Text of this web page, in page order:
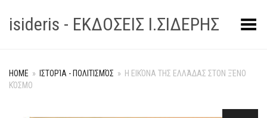
isideris - ΕΚΔΟΣΕΙΣ Ι.ΣΙΔΕΡΗΣToggle Menu
HOME » ΙΣΤΟΡΊΑ - ΠΟΛΙΤΙΣΜΌΣ » Η ΕΙΚΌΝΑ ΤΗΣ ΕΛΛΆΔΑΣ ΣΤΟΝ ΞΈΝΟ
ΚΌΣΜΟ